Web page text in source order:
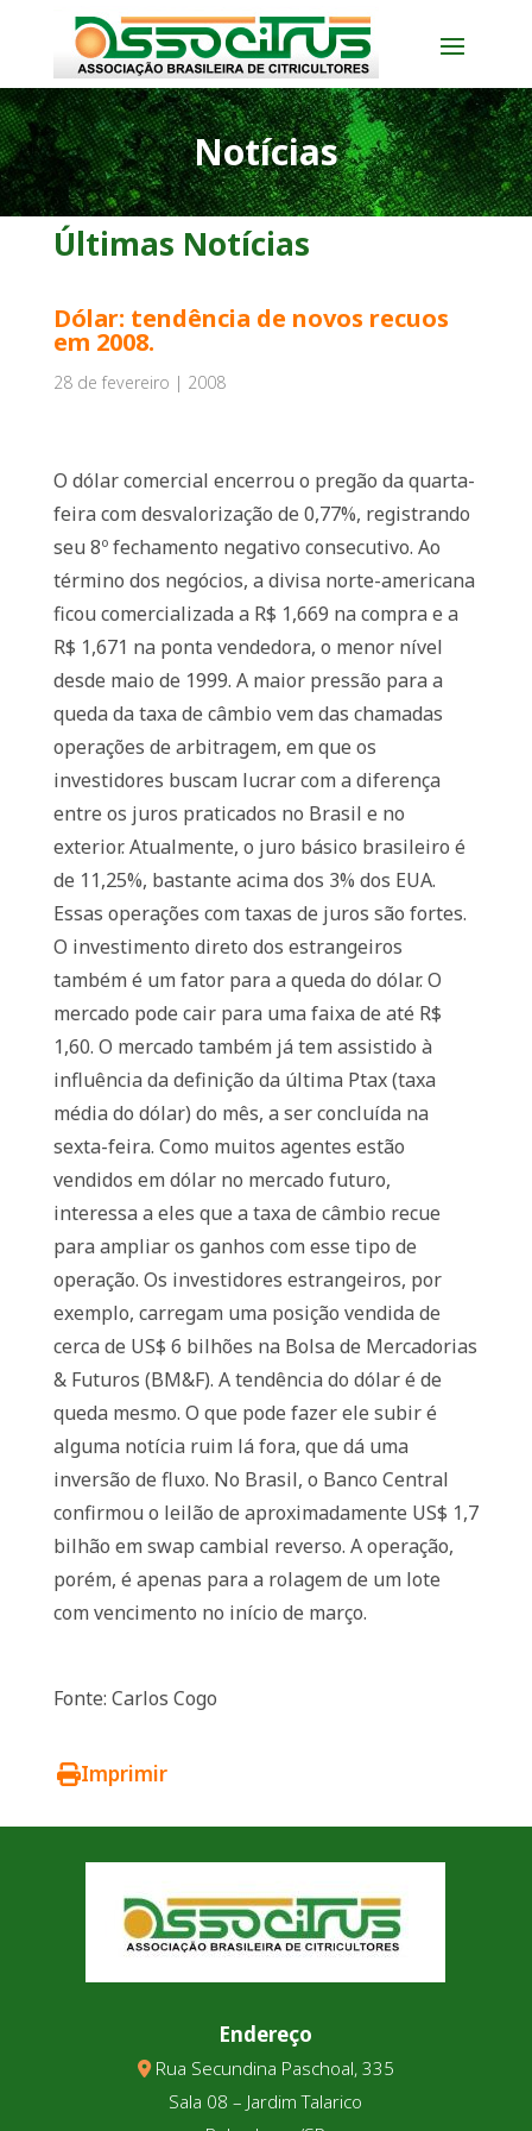
Notícias
Últimas Notícias
Dólar: tendência de novos recuos
em 2008.
28 de fevereiro | 2008
O dólar comercial encerrou o pregão da quarta-
feira com desvalorização de 0,77%, registrando
seu 8º fechamento negativo consecutivo. Ao
término dos negócios, a divisa norte-americana
ficou comercializada a R$ 1,669 na compra e a
R$ 1,671 na ponta vendedora, o menor nível
desde maio de 1999. A maior pressão para a
queda da taxa de câmbio vem das chamadas
operações de arbitragem, em que os
investidores buscam lucrar com a diferença
entre os juros praticados no Brasil e no
exterior. Atualmente, o juro básico brasileiro é
de 11,25%, bastante acima dos 3% dos EUA.
Essas operações com taxas de juros são fortes.
O investimento direto dos estrangeiros
também é um fator para a queda do dólar. O
mercado pode cair para uma faixa de até R$
1,60. O mercado também já tem assistido à
influência da definição da última Ptax (taxa
média do dólar) do mês, a ser concluída na
sexta-feira. Como muitos agentes estão
vendidos em dólar no mercado futuro,
interessa a eles que a taxa de câmbio recue
para ampliar os ganhos com esse tipo de
operação. Os investidores estrangeiros, por
exemplo, carregam uma posição vendida de
cerca de US$ 6 bilhões na Bolsa de Mercadorias
& Futuros (BM&F). A tendência do dólar é de
queda mesmo. O que pode fazer ele subir é
alguma notícia ruim lá fora, que dá uma
inversão de fluxo. No Brasil, o Banco Central
confirmou o leilão de aproximadamente US$ 1,7
bilhão em swap cambial reverso. A operação,
porém, é apenas para a rolagem de um lote
com vencimento no início de março.
Fonte: Carlos Cogo
Imprimir
Endereço
Rua Secundina Paschoal, 335
Sala 08 – Jardim Talarico